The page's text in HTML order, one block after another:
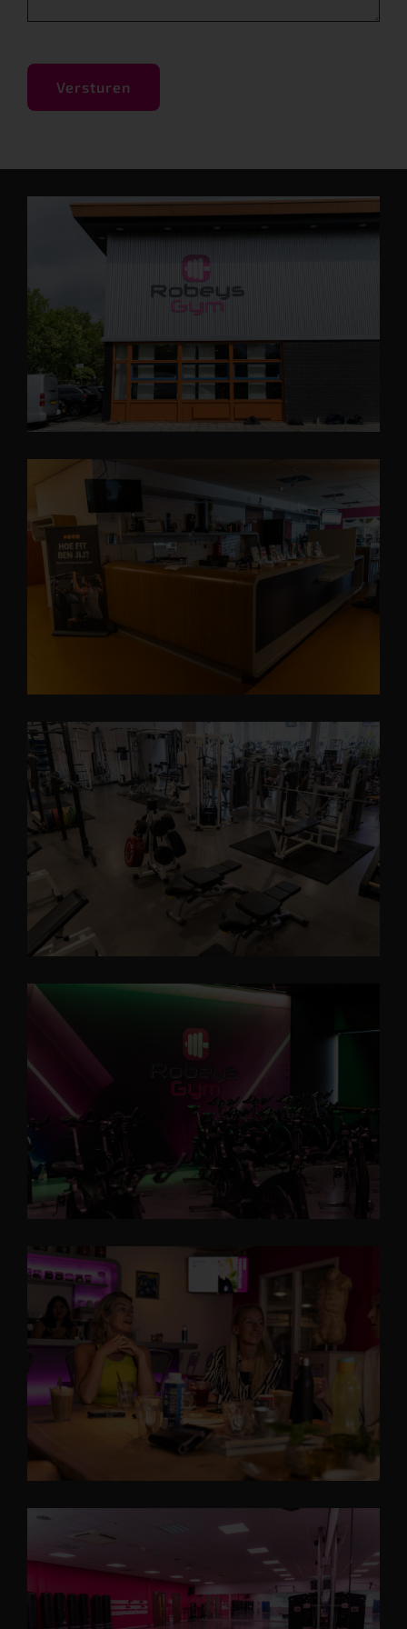
Bij beëindiging van het lidmaatschap bij Robey´s Gym, dient u
zich uit te schrijven. Dit is aan de volgende voorwaarden
verbonden:
verkrijgbaar is aan de bar, u krijgt een kopie mee en dat is
tevens uw bewijs van uitschrijving.
3. Op geen enkele andere wijze kunt u zich uitschrijven en/of
het lidmaatschap bij Robey´s gym beëindigen. (niet via mail,
fax of post)
4. De lidmaatschappas levert u in bij onze balie, uiterlijk op de
dag dat uw lidmaatschap daadwerkelijk is gestopt.
4. Tijdelijk stopzetten van uw
lidmaatschap.
Het is bij Robey’s Gym mogelijk om uw lidmaatschap tijdelijk
stop te zetten. Stopzetten van uw lidmaatschap is aan de
volgende regels verbonden:
Blessure
Als u niet instaat bent om op geen enkele wijze gebruik te
maken van de activiteiten die aangeboden worden op de
sportschool i.v.m. een ernstige blessure, ernstige ziekte en/of
complicaties tijdens de zwangerschap is het mogelijk uw
lidmaatschap voor maximaal twee weken stop te zetten. U
kan contact opnemen met Robey's Gym om te overleggen of
u in aanmerking komt voor deze regeling. De beoordeling of u
in aanmerking komt voor deze regeling ligt uiteindelijk bij
Robey's Gym. Het is mogelijk om de periode van twee weken
te verlengen. Als u in aanmerking wilt komen voor deze
regeling dient u na twee weken zelf contact op te nemen met
de sportschool. Ook hier ligt de uiteindelijke beoordeling bij
de medewerker(s) van Robey´s Gym.
uit dat u hersteld bent. Uw lidmaatschap wordt dan weer
5. Aanvullende regels.
Om het een en ander goed te laten verlopen bij Robey´s Gym
zijn er ook een aantal gedragsregels waaraan de leden zich
dienen te houden.
voordat u de sportschool verlaat.
2. Om hygiënische redenen dient u een handdoek te
gebruiken in de fitness- en aerobiczaal.
3. U mag niet op buitenschoenen in de fitness- en aerobiczaal
komen. Dit kan alleen op de daarvoor bestemde
sportschoenen.
4. Kinderen die niet in staat zijn zelfstandig te sporten mogen
niet in de fitness- en aerobiczaal komen.
5. Aanwijzingen van het personeel aan de leden van de
sportschool, o.a. in het kader van veiligheid, dienen door hen
te worden opgevolgd.
6. Tijdens het sporten bij Robey´s Gym is het niet toegestaan
kauwgom te kauwen i.v.m. mogelijke verstikking.
7. Robey's Gym behoudt zich het recht om gedurende het jaar
het lesrooster aan te passen c.q. te wijzigen.